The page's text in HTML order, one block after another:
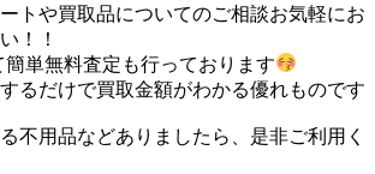
トや買取品についてのご相談お気軽にお
！！
単無料査定も行っております
るだけで買取金額がわかる優れものです
不用品などありましたら、是非ご利用く